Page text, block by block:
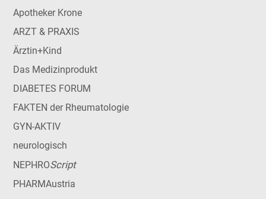
Apotheker Krone
ARZT & PRAXIS
Ärztin+Kind
Das Medizinprodukt
DIABETES FORUM
FAKTEN der Rheumatologie
GYN-AKTIV
neurologisch
NEPHROScript
PHARMAustria